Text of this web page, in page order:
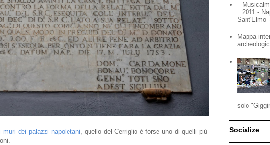
muri dei palazzi napoletani, quello del Cerriglio è forse uno di quelli più
2011 -
Sant'Elmo
Mappa
solo
Socialize